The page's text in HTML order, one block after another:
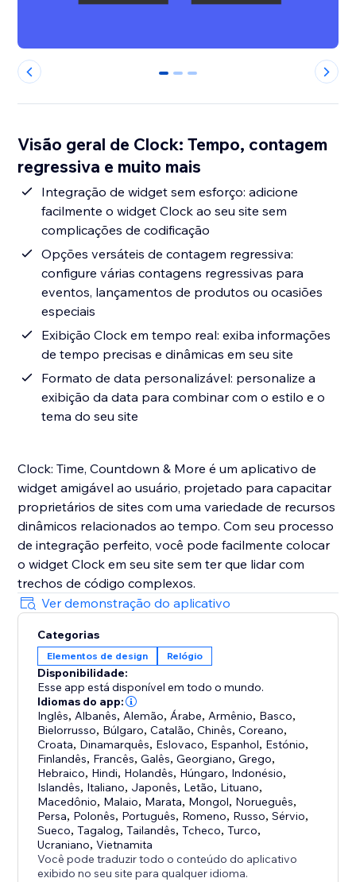
0 1 2
Visão geral de Clock: Tempo, contagem
regressiva e muito mais
Integração de widget sem esforço: adicione
facilmente o widget Clock ao seu site sem
complicações de codificação
Opções versáteis de contagem regressiva:
configure várias contagens regressivas para
eventos, lançamentos de produtos ou ocasiões
especiais
Exibição Clock em tempo real: exiba informações
de tempo precisas e dinâmicas em seu site
Formato de data personalizável: personalize a
exibição da data para combinar com o estilo e o
tema do seu site
Clock: Time, Countdown & More é um aplicativo de
widget amigável ao usuário, projetado para capacitar
proprietários de sites com uma variedade de recursos
dinâmicos relacionados ao tempo. Com seu processo
de integração perfeito, você pode facilmente colocar
o widget Clock em seu site sem ter que lidar com
trechos de código complexos.
Ver demonstração do aplicativo
Categorias
Elementos de design Relógio
Disponibilidade:
Esse app está disponível em todo o mundo.
Idiomas do app:
Inglês, Albanês, Alemão, Árabe, Armênio, Basco,
Bielorrusso, Búlgaro,Catalão,Chinês,Coreano,
Croata, Dinamarquês, Eslovaco, Espanhol, Estónio,
Finlandês, Francês,Galês,Georgiano,Grego,
Hebraico, Hindi, Holandês, Húngaro, Indonésio,
Islandês, Italiano, Japonês, Letão, Lituano,
Macedônio, Malaio, Marata, Mongol, Norueguês,
Persa, Polonês, Português, Romeno, Russo,Sérvio,
Sueco,Tagalog,Tailandês,Tcheco,Turco,
Ucraniano,Vietnamita
Você pode traduzir todo o conteúdo do aplicativo
exibido no seu site para qualquer idioma.